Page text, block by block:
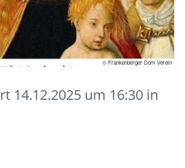
© Frankenberger Dom Verein
14.12.2025 um 16:30 in